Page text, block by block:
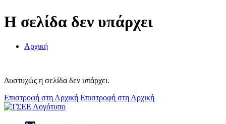
Η σελίδα δεν υπάρχει
Αρχική
Δυστυχώς η σελίδα δεν υπάρχει.
Επιστροφή στη Αρχική Επιστροφή στη Αρχική